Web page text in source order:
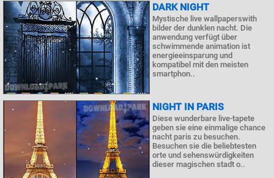
DARK NIGHT
Mystische live wallpaperswith
bilder der dunklen nacht. Die
anwendung verfügt über
schwimmende animation ist
energieeinsparung und
kompatibel mit den meisten
smartphon..
NIGHT IN PARIS
Diese wunderbare live-tapete
geben sie eine einmalige chance
nacht paris zu besuchen.
Besuchen sie die beliebtesten
orte und sehenswürdigkeiten
dieser magischen stadt o..